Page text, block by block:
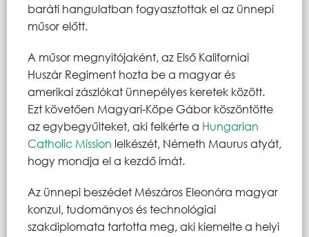
baráti hangulatban fogyasztottak el az ünnepi
műsor előtt.
A műsor megnyitójaként, az Első Kaliforniai
Huszár Regiment hozta be a magyar és
amerikai zászlókat ünnepélyes keretek között.
Ezt követően Magyari-Köpe Gábor köszöntötte
az egybegyűlteket, aki felkérte a Hungarian
Catholic Mission lelkészét, Németh Maurus atyát,
hogy mondja el a kezdő imát.
Az ünnepi beszédet Mészáros Eleonóra magyar
konzul, tudományos és technológiai
szakdiplomata tartotta meg, aki kiemelte a helyi